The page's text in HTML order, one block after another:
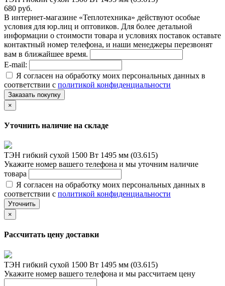
680 руб.
В интернет-магазине «Теплотехника» действуют особые
условия для юр.лиц и оптовиков. Для более детальной
информации о стоимости товара и условиях поставок оставьте
контактный номер телефона, и наши менеджеры перезвонят
вам в ближайшее время.
E-mail:
Я согласен на обработку моих персональных данных в
соответствии с политикой конфиденциальности
Заказать покупку
×
Уточнить наличие на складе
ТЭН гибкий сухой 1500 Вт 1495 мм (03.615)
Укажите номер вашего телефона и мы уточним наличие
товара
Я согласен на обработку моих персональных данных в
соответствии с политикой конфиденциальности
Уточнить
×
Рассчитать цену доставки
ТЭН гибкий сухой 1500 Вт 1495 мм (03.615)
Укажите номер вашего телефона и мы рассчитаем цену